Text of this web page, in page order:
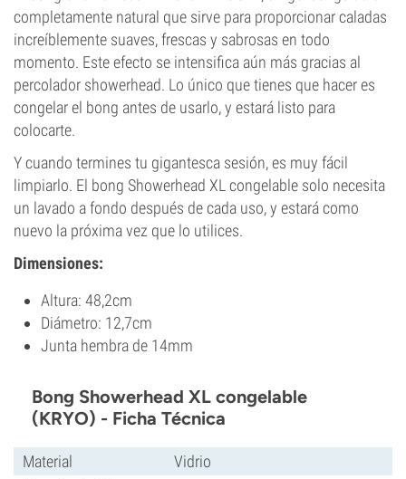
completamente natural que sirve para proporcionar caladas
increíblemente suaves, frescas y sabrosas en todo
momento. Este efecto se intensifica aún más gracias al
percolador showerhead. Lo único que tienes que hacer es
congelar el bong antes de usarlo, y estará listo para
colocarte.
Y cuando termines tu gigantesca sesión, es muy fácil
limpiarlo. El bong Showerhead XL congelable solo necesita
un lavado a fondo después de cada uso, y estará como
nuevo la próxima vez que lo utilices.
Dimensiones:
Altura: 48,2cm
Diámetro: 12,7cm
Junta hembra de 14mm
Bong Showerhead XL congelable
(KRYO) - Ficha Técnica
Material
Vidrio